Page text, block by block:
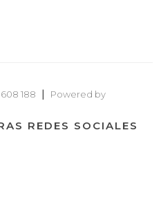
188 |
Powered by
REDES SOCIALES